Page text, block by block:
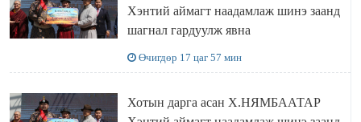
Хэнтий аймагт наадамлаж шинэ заанд
шагнал гардуулж явна
Өчигдөр 17 цаг 57 мин
Хотын дарга асан Х.НЯМБААТАР